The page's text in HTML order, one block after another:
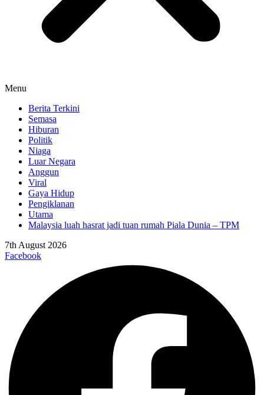
Menu
Berita Terkini
Semasa
Hiburan
Politik
Niaga
Luar Negara
Anggun
Viral
Gaya Hidup
Pengiklanan
Utama
Malaysia luah hasrat jadi tuan rumah Piala Dunia – TPM
7th August 2026
Facebook